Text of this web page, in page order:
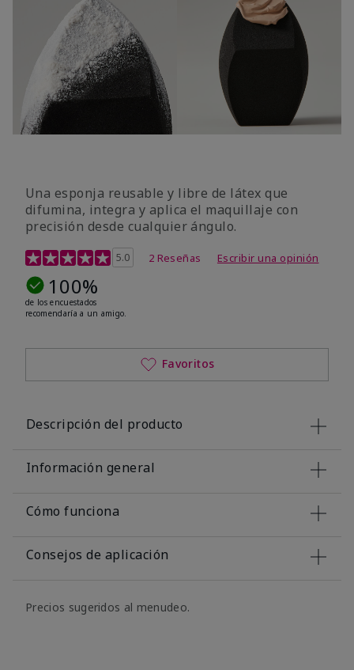
Una esponja reusable y libre de látex que
difumina, integra y aplica el maquillaje con
precisión desde cualquier ángulo.
Calificación de clientes de 5 de 5
5.0 2 Reseñas Escribir una opinión
100%
de los encuestados
recomendaría a un amigo.
Favoritos
Descripción del producto
Información general
Cómo funciona
Consejos de aplicación
Precios sugeridos al menudeo.